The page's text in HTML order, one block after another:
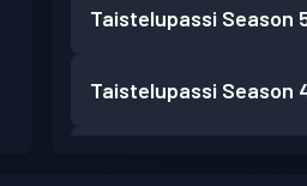
Taistelupassi Season
Taistelupassi Season